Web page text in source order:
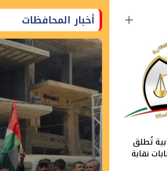
تُطلق
نقابة
أخبار المحافظات